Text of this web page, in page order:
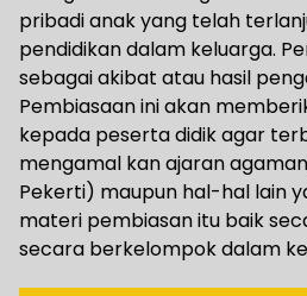
pribadi anak yang telah
pendidikan dalam keluarga.
sebagai akibat atau hasil
Pembiasaan ini akan
kepada peserta didik agar
mengamal kan ajaran
Pekerti) maupun hal-hal lain
materi pembiasan itu baik
secara berkelompok dalam